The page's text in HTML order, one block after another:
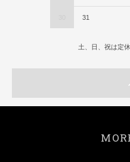
31
土、日、祝は定